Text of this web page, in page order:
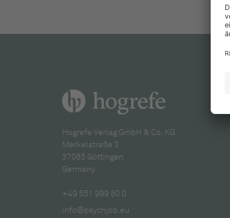
Hogrefe Verlag GmbH & Co. KG
Merkelstraße 3
37085 Göttingen
Germany
+49 551 999 50 0
info@psychjob.eu